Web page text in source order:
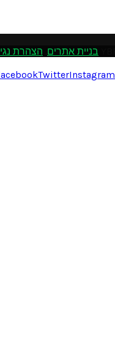
בניית אתרים הצהרת
TwitterInstagram